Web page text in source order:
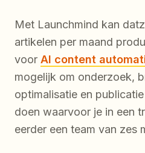
Met Launchmind kan
artikelen per maand
voor AI content
mogelijk om onderzoek,
optimalisatie en
doen waarvoor je in een
eerder een team van zes